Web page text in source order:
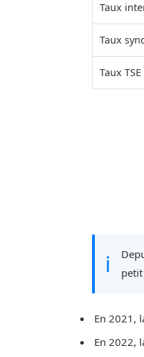
Taux
Taux
Taux TSE
ℹ
En 2021,
En 2022,